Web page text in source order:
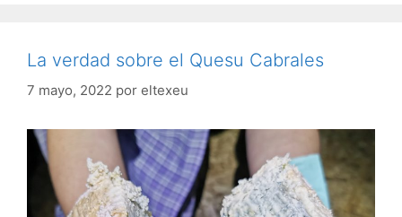
La verdad sobre el Quesu Cabrales
7 mayo, 2022 por eltexeu